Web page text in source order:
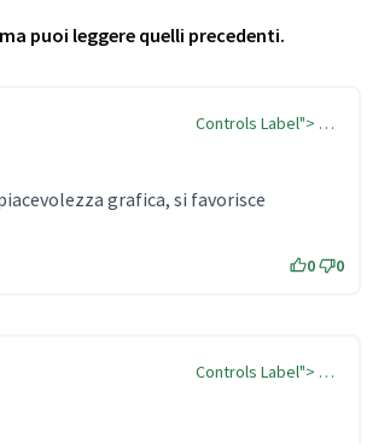
puoi leggere quelli precedenti.
Controls Label"> …
grafica, si favorisce
0 0
Controls Label"> …